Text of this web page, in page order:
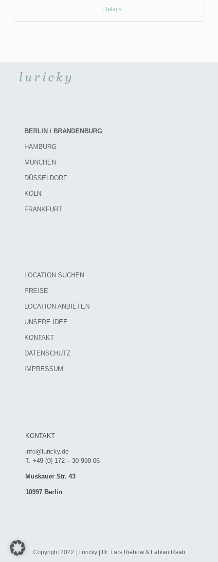
Details
BERLIN / BRANDENBURG
HAMBURG
MÜNCHEN
DÜSSELDORF
KÖLN
FRANKFURT
LOCATION SUCHEN
PREISE
LOCATION ANBIETEN
UNSERE IDEE
KONTAKT
DATENSCHUTZ
IMPRESSUM
KONTAKT
info@luricky.de
T. +49 (0) 172 – 30 999 06
Muskauer Str. 43
10997 Berlin
Copyright 2022 | Luricky | Dr. Lars Riebow & Fabian Raab